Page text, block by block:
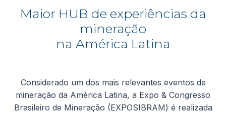
Maior HUB de experiências da
mineração
na América Latina
Considerado um dos mais relevantes eventos de
mineração da América Latina, a Expo & Congresso
Brasileiro de Mineração (EXPOSIBRAM) é realizada